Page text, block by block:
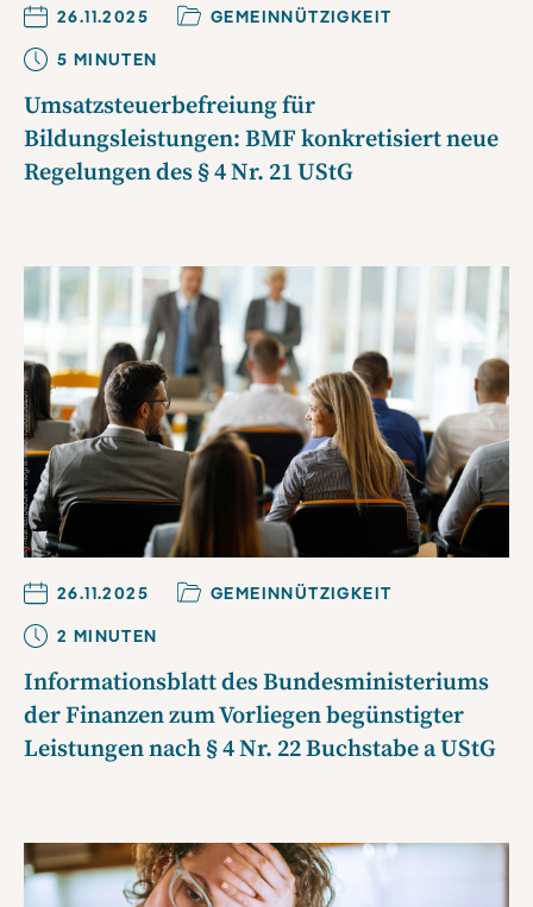
26.11.2025
GEMEINNÜTZIGKEIT
5 MINUTEN
Umsatzsteuerbefreiung für
Bildungsleistungen: BMF konkretisiert neue
Regelungen des § 4 Nr. 21 UStG
26.11.2025
GEMEINNÜTZIGKEIT
2 MINUTEN
Informationsblatt des Bundesministeriums
der Finanzen zum Vorliegen begünstigter
Leistungen nach § 4 Nr. 22 Buchstabe a UStG